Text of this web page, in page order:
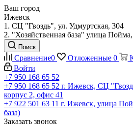
Ваш город
Ижевск
1. СЦ "Гвоздь", ул. Удмуртская, 304
2. "Хозяйственная база" улица
Поиск
Сравнение0 Отложенные 0
Войти
+7 950 168 65 52
+7 950 168 65 52 г. Ижевск, СЦ
корпус 2, офис 41
+7 922 501 63 11 г. Ижевск, улица
база)
Заказать звонок